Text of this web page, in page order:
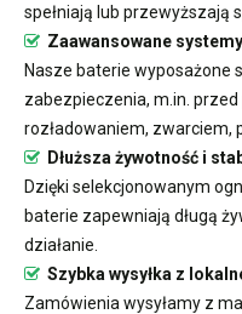
spełniają lub przewyższają
Zaawansowane
Nasze baterie wyposażone
zabezpieczenia, m.in.
rozładowaniem, zwarciem,
Dłuższa żywotność i
Dzięki selekcjonowanym
baterie zapewniają długą
działanie.
Szybka wysyłka z
Zamówienia wysyłamy z